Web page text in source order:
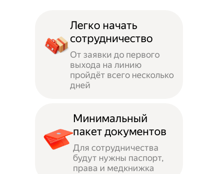
Легко начать
сотрудничество
От заявки до первого
выхода на линию
пройдёт всего несколько
дней
Минимальный
пакет документов
Для сотрудничества
будут нужны паспорт,
права и медкнижка